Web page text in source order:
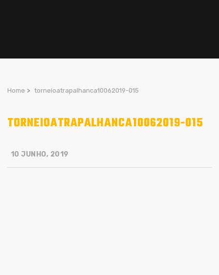
Home > torneioatrapalhanca10062019-015
TORNEIOATRAPALHANCA10062019-015
10 JUNHO, 2019